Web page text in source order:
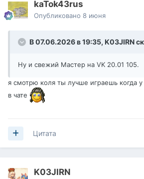
kaTok43rus
Опубликовано 8 июня
В 07.06.2026 в 19:35, K03JIRN
Ну и свежий Мастер на VK 20.01 105.
я смотрю коля ты лучше играешь когда у
в чате
Цитата
K03JIRN